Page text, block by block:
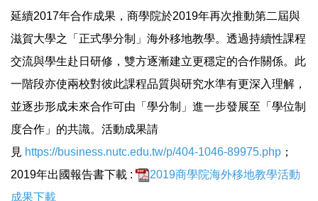
延續2017年合作成果，商學院於2019年再次推動第二屆與
滋賀大學之「正式學分制」海外移地教學。透過持續性課程
交流與學生赴日研修，雙方逐漸建立更穩定的合作關係。此
一階段亦使兩校對彼此課程品質與研究水準有更深入理解，
並逐步形成未來合作可由「學分制」進一步發展至「學位制
度合作」的共識。活動成果請
見 https://business.nutc.edu.tw/p/404-1046-89975.php ；
2019年出國報告書下載 :
2019商學院海外移地教學活動
成果下載